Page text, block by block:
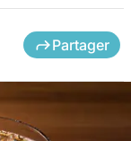
Partager